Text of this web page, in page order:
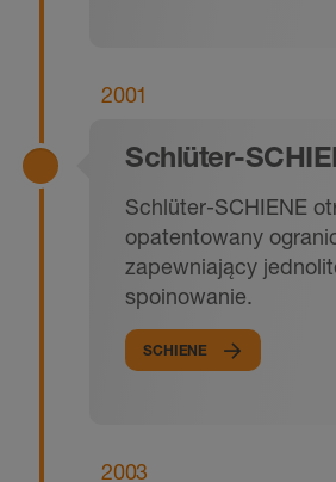
2001
Schlüter-
Schlüter-SCHIENE
opatentowany
zapewniający
spoinowanie.
SCHIENE
2003